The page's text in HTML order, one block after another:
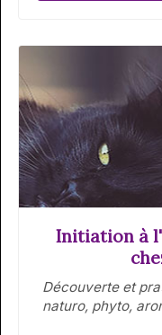
Initiation à
Découverte et
naturo, phyto,